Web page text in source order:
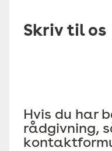
Skriv til os
Hvis du har
rådgivning,